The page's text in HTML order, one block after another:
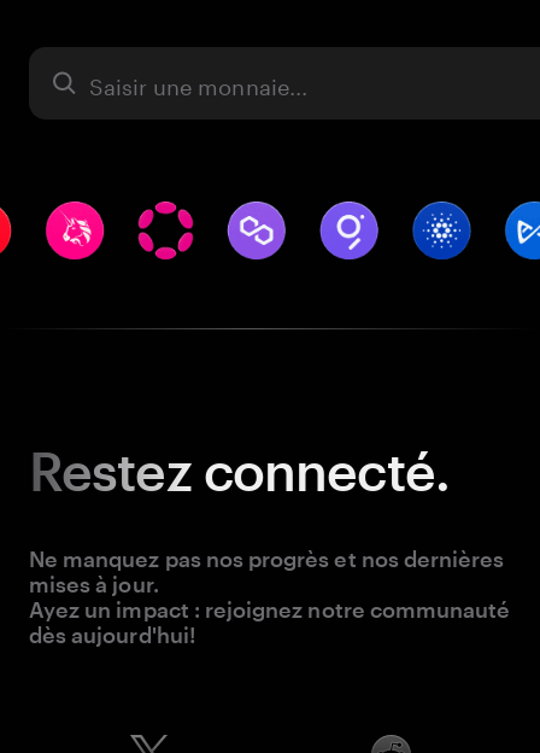
Actifs
Restezconnecté.
Ne manquez pas nos progrès et nos dernières
mises à jour.
Ayez un impact : rejoignez notre communauté
dès aujourd'hui!